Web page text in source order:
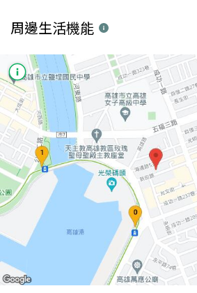
周邊生活機能